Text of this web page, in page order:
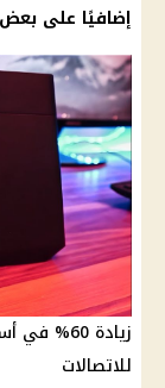
إضافيًا على
زيادة
للاتصالات